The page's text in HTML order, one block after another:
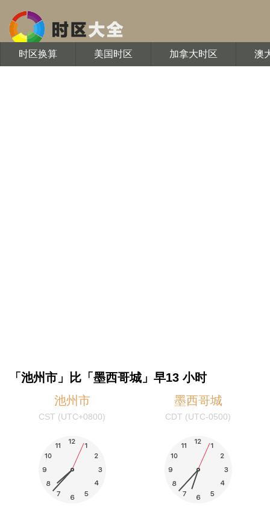
时区换算 美国时区 加拿大时区 澳
「池州市」比「墨西哥城」早13 小时
池州市
CST (UTC+0800)
墨西哥城
CDT (UTC-0500)